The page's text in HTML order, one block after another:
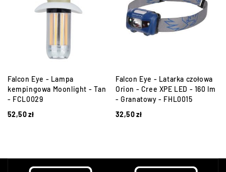
Falcon Eye - Lampa
kempingowa Moonlight - Tan
- FCL0029
52,50zł
Falcon Eye - Latarka czołowa
Orion - Cree XPE LED - 160 lm
- Granatowy - FHL0015
32,50zł